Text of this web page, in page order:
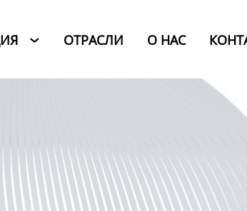
 ОТРАСЛИ O HAC